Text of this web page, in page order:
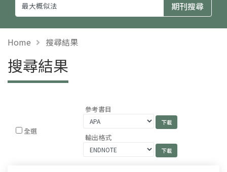
Home 搜尋結果
搜尋結果
全選
參考書目
輸出格式